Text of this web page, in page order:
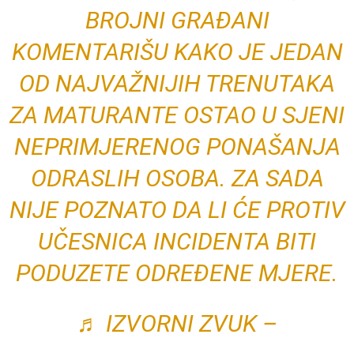
BROJNI GRAĐANI
KOMENTARIŠU KAKO JE JEDAN
OD NAJVAŽNIJIH TRENUTAKA
ZA MATURANTE OSTAO U SJENI
NEPRIMJERENOG PONAŠANJA
ODRASLIH OSOBA. ZA SADA
NIJE POZNATO DA LI ĆE PROTIV
UČESNICA INCIDENTA BITI
PODUZETE ODREĐENE MJERE.
♬ IZVORNI ZVUK –